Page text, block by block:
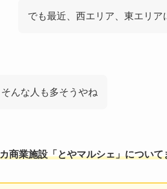
でも最近、西エリア、東エリ
そんな人も多そうやね
商業施設「とやマルシェ」について